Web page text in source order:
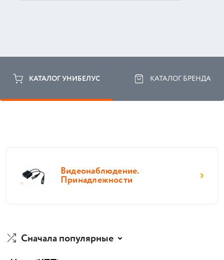
КАТАЛОГ УНИБЕЛУС КАТАЛОГ БРЕНДА
Видеонаблюдение.
Принадлежности
Сначала популярные